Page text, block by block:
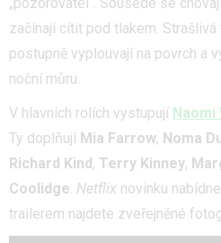
„pozorovatel“. Sousedé se
začínají cítit pod tlakem.
postupně vyplouvají na povrch a
noční můru.
V hlavních rolích vystupují Naomi
Ty doplňují Mia Farrow, Noma
Richard Kind , Terry Kinney,
Coolidge. Netflix novinku nabídne
trailerem najdete zveřejněné